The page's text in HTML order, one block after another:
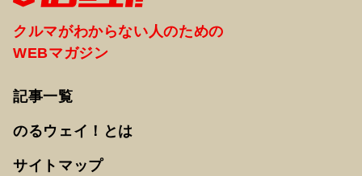
クルマがわからない人のための
WEBマガジン
記事一覧
のるウェイ！とは
サイトマップ